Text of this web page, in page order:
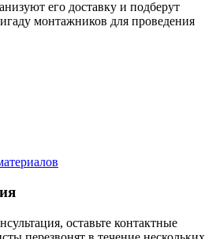
его доставку и подберут
монтажников для проведения
оставьте контактные